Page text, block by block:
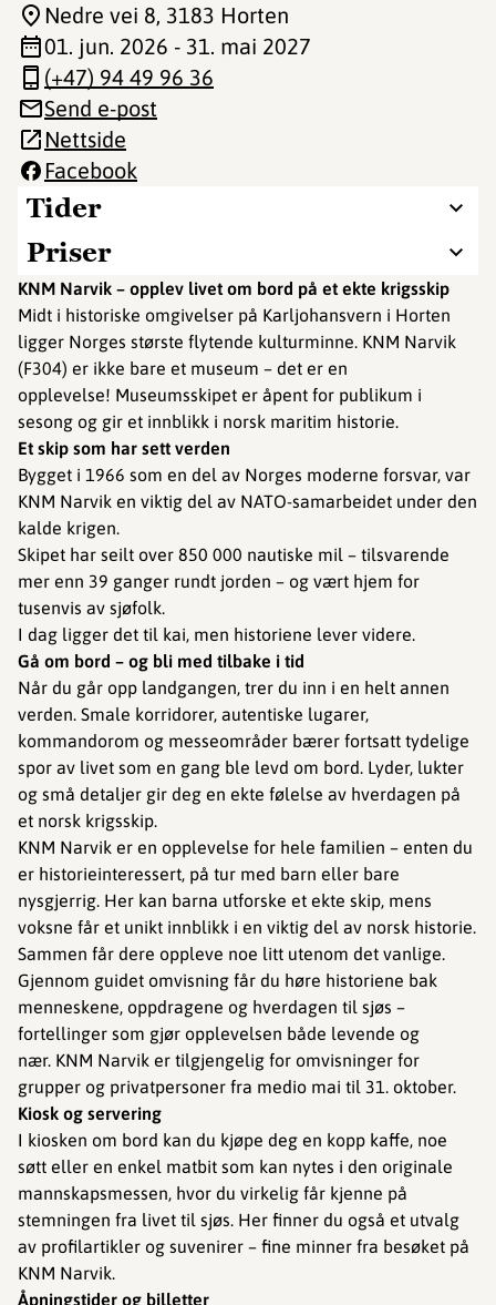
Tider
Priser
KNM Narvik – opplev livet om bord på et ekte krigsskip
Midt i historiske omgivelser på Karljohansvern i Horten
ligger Norges største flytende kulturminne. KNM Narvik
(F304) er ikke bare et museum – det er en
opplevelse! Museumsskipet er åpent for publikum i
sesong og gir et innblikk i norsk maritim historie.
Et skip som har sett verden
Bygget i 1966 som en del av Norges moderne forsvar, var
KNM Narvik en viktig del av NATO-samarbeidet under den
kalde krigen.
Skipet har seilt over 850 000 nautiske mil – tilsvarende
mer enn 39 ganger rundt jorden – og vært hjem for
tusenvis av sjøfolk.
I dag ligger det til kai, men historiene lever videre.
Gå om bord – og bli med tilbake i tid
Når du går opp landgangen, trer du inn i en helt annen
verden. Smale korridorer, autentiske lugarer,
kommandorom og messeområder bærer fortsatt tydelige
spor av livet som en gang ble levd om bord. Lyder, lukter
og små detaljer gir deg en ekte følelse av hverdagen på
et norsk krigsskip.
KNM Narvik er en opplevelse for hele familien – enten du
er historieinteressert, på tur med barn eller bare
nysgjerrig. Her kan barna utforske et ekte skip, mens
voksne får et unikt innblikk i en viktig del av norsk historie.
Sammen får dere oppleve noe litt utenom det vanlige.
Gjennom guidet omvisning får du høre historiene bak
menneskene, oppdragene og hverdagen til sjøs –
fortellinger som gjør opplevelsen både levende og
nær. KNM Narvik er tilgjengelig for omvisninger for
grupper og privatpersoner fra medio mai til 31. oktober.
Kiosk og servering
I kiosken om bord kan du kjøpe deg en kopp kaffe, noe
søtt eller en enkel matbit som kan nytes i den originale
mannskapsmessen, hvor du virkelig får kjenne på
stemningen fra livet til sjøs. Her finner du også et utvalg
av profilartikler og suvenirer – fine minner fra besøket på
KNM Narvik.
Åpningstider og billetter
Nedre vei 8, 3183 Horten
01. jun. 2026 - 31. mai 2027
(+47) 94 49 96 36
Send e-post
Nettside
Facebook